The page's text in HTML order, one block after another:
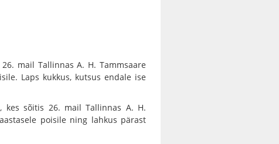
mail Tallinnas A. H. Tammsaare
Laps kukkus, kutsus endale ise
kes sõitis 26. mail Tallinnas A. H.
poisile ning lahkus pärast